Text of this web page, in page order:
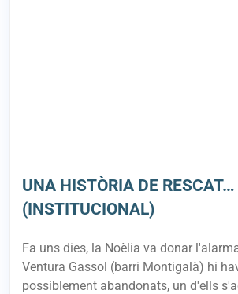
UNA HISTÒRIA DE RESCAT…
(INSTITUCIONAL)
Fa uns dies, la Noèlia va donar
Ventura Gassol (barri Montigalà) hi
possiblement abandonats, un d'ells